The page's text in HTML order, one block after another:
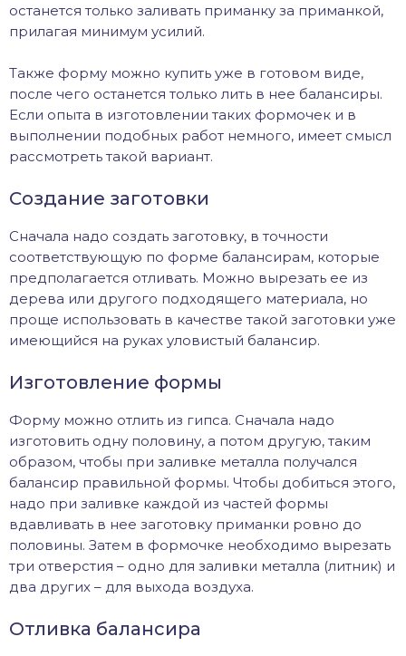
останется только заливать приманку за приманкой,
прилагая минимум усилий.
Также форму можно купить уже в готовом виде,
после чего останется только лить в нее балансиры.
Если опыта в изготовлении таких формочек и в
выполнении подобных работ немного, имеет смысл
рассмотреть такой вариант.
Создание заготовки
Сначала надо создать заготовку, в точности
соответствующую по форме балансирам, которые
предполагается отливать. Можно вырезать ее из
дерева или другого подходящего материала, но
проще использовать в качестве такой заготовки уже
имеющийся на руках уловистый балансир.
Изготовление формы
Форму можно отлить из гипса. Сначала надо
изготовить одну половину, а потом другую, таким
образом, чтобы при заливке металла получался
балансир правильной формы. Чтобы добиться этого,
надо при заливке каждой из частей формы
вдавливать в нее заготовку приманки ровно до
половины. Затем в формочке необходимо вырезать
три отверстия – одно для заливки металла (литник) и
два других – для выхода воздуха.
Отливка балансира